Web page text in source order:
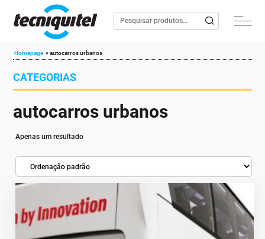
Homepage »autocarros urbanos
CATEGORIAS
autocarros urbanos
Apenas um resultado